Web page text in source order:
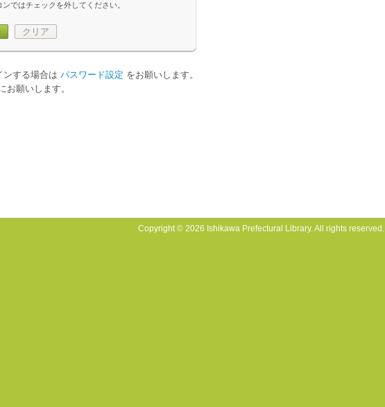
ではチェックを外してください。
クリア
ンする場合は パスワード設定 をお願いします。
お願いします。
Copyright © 2026 Ishikawa Prefectural Library. All rights reserved.